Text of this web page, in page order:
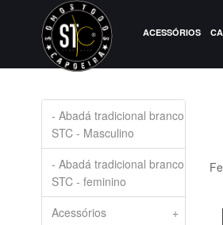
ACESSÓRIOS
- Abadá tradicional branco
STC - Masculino
- Abadá tradicional branco
STC - feminino
Acessórios
+